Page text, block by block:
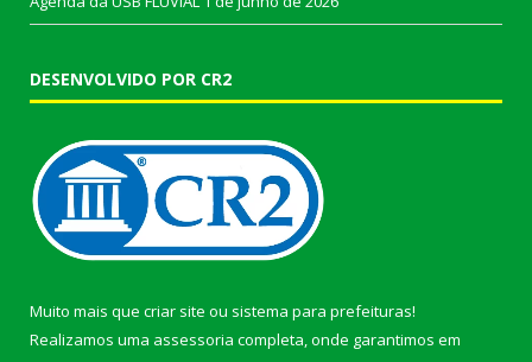
DESENVOLVIDO POR CR2
Muito mais que criar site ou sistema para prefeituras!
Realizamos uma assessoria completa, onde garantimos em